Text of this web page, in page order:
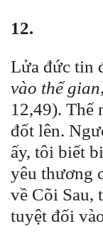
12.
Lửa đức tin
vào thế
12,49). Thế
đốt lên.
ấy, tôi biết
yêu thương
về Cõi Sau,
tuyệt đối